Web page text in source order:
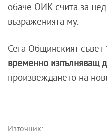
обаче ОИК счита за
възраженията му.
Сега Общинският съвет
временно изпълняващ
произвеждането на
Източник: